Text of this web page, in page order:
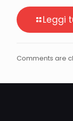
Leggi
Comments are